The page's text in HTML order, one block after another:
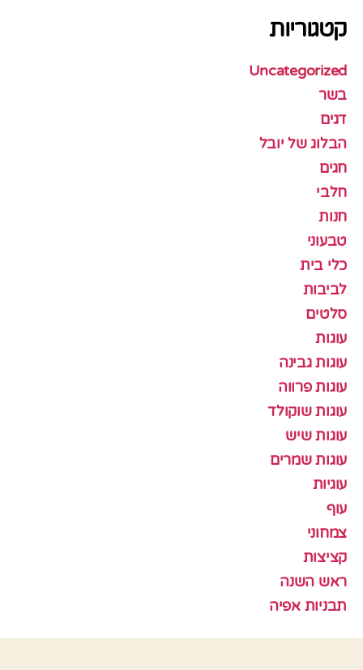
קטגוריות
Uncategorized
בשר
דגים
הבלוג של יובל
חגים
חלבי
חנות
טבעוני
כלי בית
לביבות
סלטים
עוגות
עוגות גבינה
עוגות פרווה
עוגות שוקולד
עוגות שיש
עוגות שמרים
עוגיות
עוף
צמחוני
קציצות
ראש השנה
תבניות אפיה